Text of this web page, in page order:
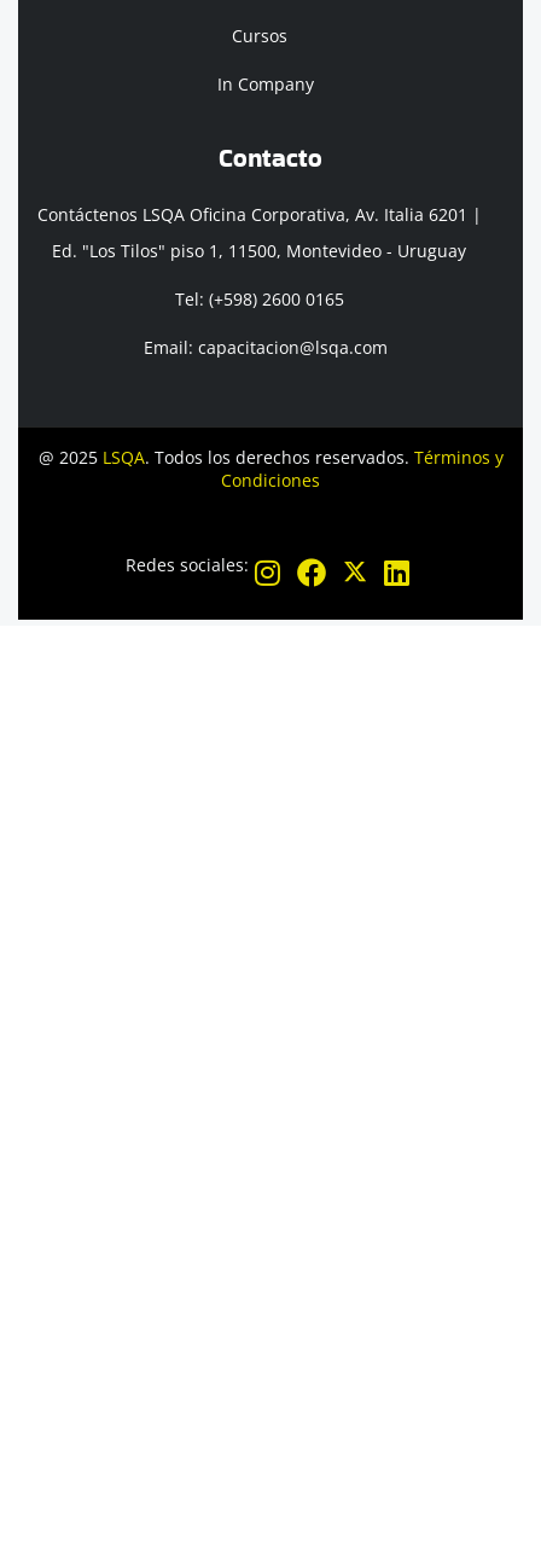
Cursos
In Company
Contacto
Contáctenos LSQA Oficina Corporativa, Av. Italia 6201 |
Ed. "Los Tilos" piso 1, 11500, Montevideo - Uruguay
Tel: (+598) 2600 0165
Email: capacitacion@lsqa.com
@ 2025 LSQA. Todos los derechos reservados. Términos y
Condiciones
Redes sociales: